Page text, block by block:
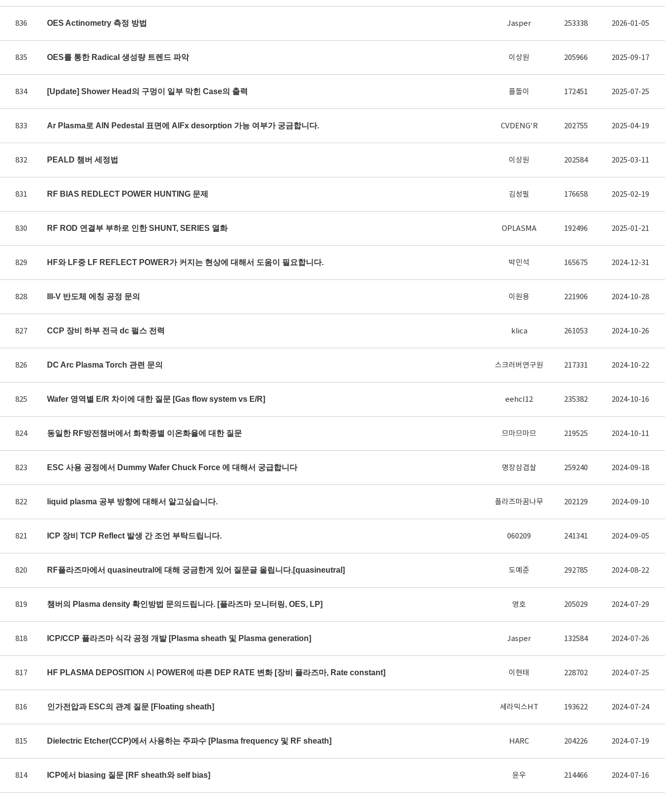
836 OES Actinometry 측정 방법 Jasper 253338 2026-01-05
835 OES를 통한 Radical 생성량 트렌드 파악 이상원 205966 2025-09-17
834 [Update] Shower Head의 구멍이 일부 막힌 Case의 출력 플돌이 172451 2025-07-25
833 Ar Plasma로 AlN Pedestal 표면에 AlFx desorption 가능 여부가 궁금합니다. CVDENG'R 202755 2025-04-19
832 PEALD 챔버 세정법 이상원 202584 2025-03-11
831 RF BIAS REDLECT POWER HUNTING 문제 김성필 176658 2025-02-19
830 RF ROD 연결부 부하로 인한 SHUNT, SERIES 열화 OPLASMA 192496 2025-01-21
829 HF와 LF중 LF REFLECT POWER가 커지는 현상에 대해서 도움이 필요합니다. 박민석 165675 2024-12-31
828 III-V 반도체 에칭 공정 문의 이원용 221906 2024-10-28
827 CCP 장비 하부 전극 dc 펄스 전력 klica 261053 2024-10-26
826 DC Arc Plasma Torch 관련 문의 스크러버연구원 217331 2024-10-22
825 Wafer 영역별 E/R 차이에 대한 질문 [Gas flow system vs E/R] eehcl12 235382 2024-10-16
824 동일한 RF방전챔버에서 화학종별 이온화율에 대한 질문 므마므마므 219525 2024-10-11
823 ESC 사용 공정에서 Dummy Wafer Chuck Force 에 대해서 궁급합니다 명장삼겹살 259240 2024-09-18
822 liquid plasma 공부 방향에 대해서 알고싶습니다. 플라즈마꿈나무 202129 2024-09-10
821 ICP 장비 TCP Reflect 발생 간 조언 부탁드립니다. 060209 241341 2024-09-05
820 RF플라즈마에서 quasineutral에 대해 궁금한게 있어 질문글 올립니다.[quasineutral] 도예준 292785 2024-08-22
819 챔버의 Plasma density 확인방법 문의드립니다. [플라즈마 모니터링, OES, LP] 영호 205029 2024-07-29
818 ICP/CCP 플라즈마 식각 공정 개발 [Plasma sheath 및 Plasma generation] Jasper 132584 2024-07-26
817 HF PLASMA DEPOSITION 시 POWER에 따른 DEP RATE 변화 [장비 플라즈마, Rate constant] 이현태 228702 2024-07-25
816 인가전압과 ESC의 관계 질문 [Floating sheath] 세라믹스HT 193622 2024-07-24
815 Dielectric Etcher(CCP)에서 사용하는 주파수 [Plasma frequency 및 RF sheath] HARC 204226 2024-07-19
814 ICP에서 biasing 질문 [RF sheath와 self bias] 윤우 214466 2024-07-16